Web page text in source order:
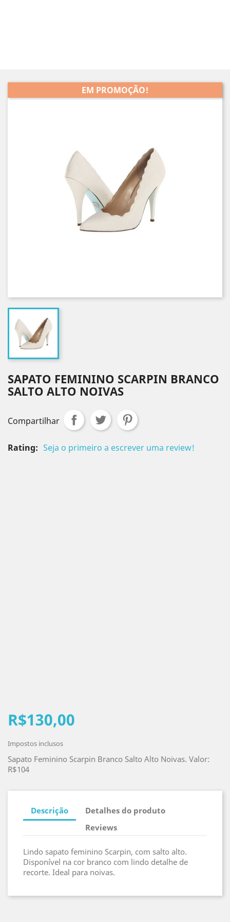
EM PROMOÇÃO!
SAPATO FEMININO SCARPIN BRANCO
SALTO ALTO NOIVAS
Compartilhar
Rating: Seja o primeiro a escrever uma review!
R$130,00
Impostos inclusos
Sapato Feminino Scarpin Branco Salto Alto Noivas. Valor:
R$104
Descrição
Detalhes do produto
Reviews
Lindo sapato feminino Scarpin, com salto alto.
Disponível na cor branco com lindo detalhe de
recorte. Ideal para noivas.